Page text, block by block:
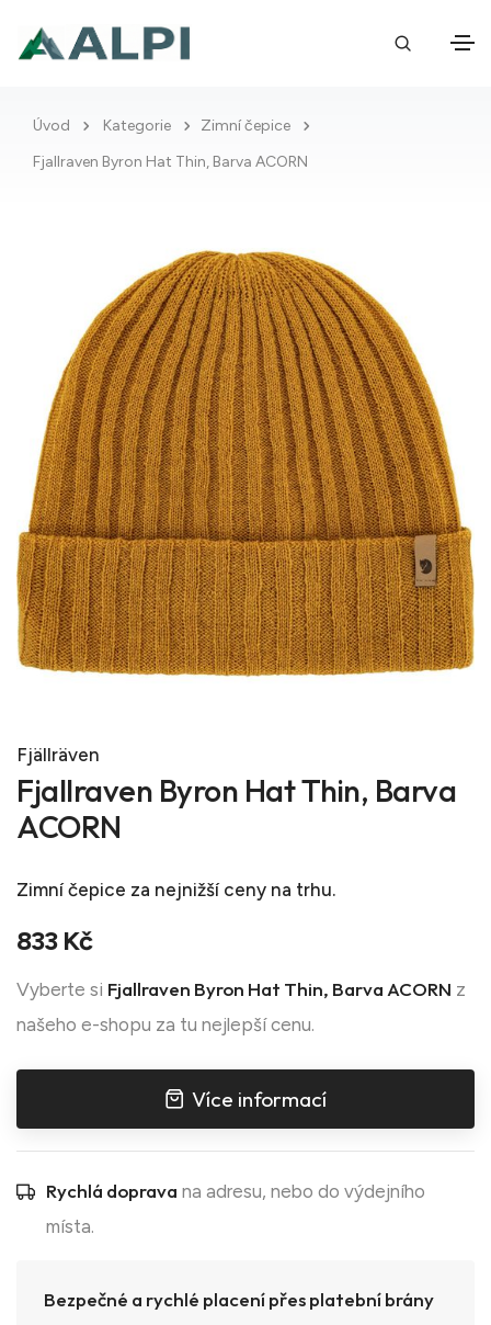
Úvod Kategorie
Zimní čepice
Fjallraven Byron Hat Thin, Barva ACORN
Fjällräven
Fjallraven Byron Hat Thin, Barva
ACORN
Zimní čepice za nejnižší ceny na trhu.
833 Kč
Vyberte si Fjallraven Byron Hat Thin, Barva ACORN z
našeho e-shopu za tu nejlepší cenu.
Více informací
Rychlá doprava na adresu, nebo do výdejního
místa.
Bezpečné a rychlé placení přes platební brány